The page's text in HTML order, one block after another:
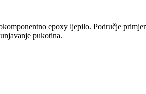
epoxy ljepilo. Područje
pukotina.